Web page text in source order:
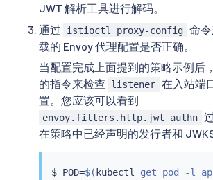
JWT 解析工具进行解码。
通过
istioctl proxy-config 命
载的 Envoy 代理配置是否正确。
当配置完成上面提到的策略示例后
的指令来检查
listener 在入站端
置。您应该可以看到
envoy.filters.http.jwt_authn
在策略中已经声明的发行者和 JWKS
$ POD=$( kubectl get pod -l